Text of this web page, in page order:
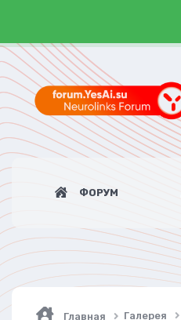
ФОРУМ
Главная Галерея